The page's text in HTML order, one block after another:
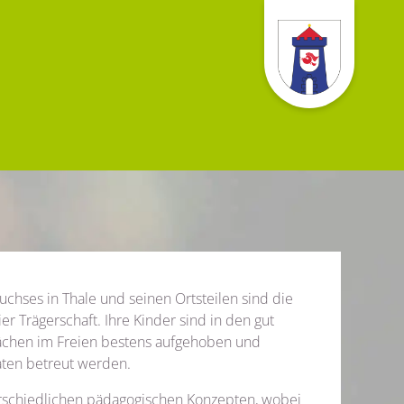
in Thale und seinen Ortsteilen sind die
Trägerschaft. Ihre Kinder sind in den gut
im Freien bestens aufgehoben und
betreut werden.
pädagogischen Konzepten, wobei